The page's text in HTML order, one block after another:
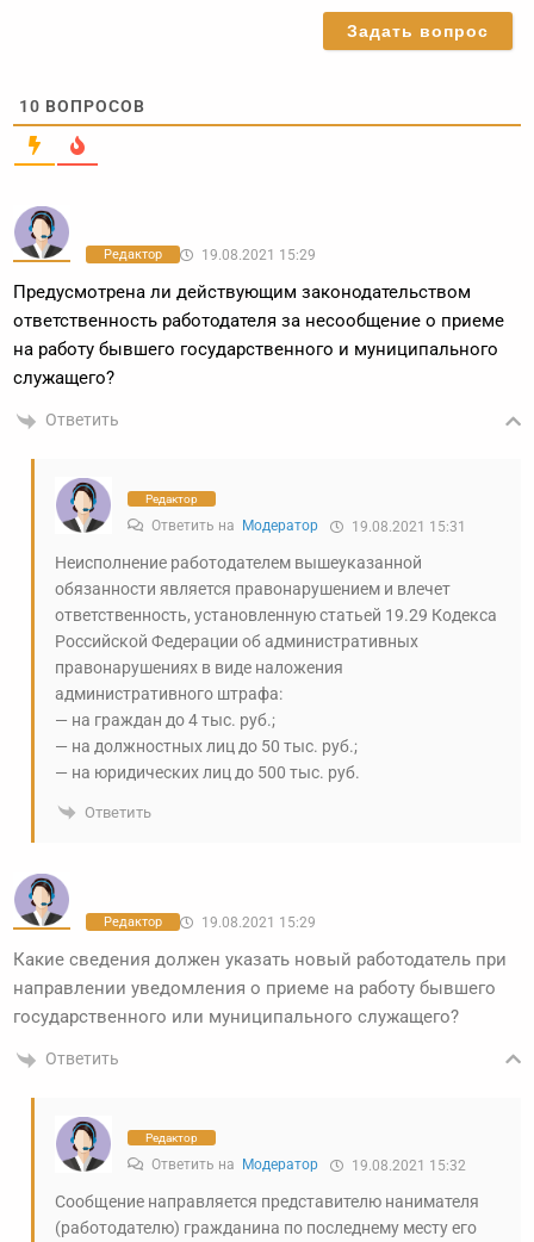
10 ВОПРОСОВ
Редактор 19.08.2021 15:29
Предусмотрена ли действующим законодательством
ответственность работодателя за несообщение о приеме
на работу бывшего государственного и муниципального
служащего?
Ответить
Редактор
Ответить на Модератор 19.08.2021 15:31
Неисполнение работодателем вышеуказанной
обязанности является правонарушением и влечет
ответственность, установленную статьей 19.29 Кодекса
Российской Федерации об административных
правонарушениях в виде наложения
административного штрафа:
— на граждан до 4 тыс. руб.;
— на должностных лиц до 50 тыс. руб.;
— на юридических лиц до 500 тыс. руб.
Ответить
Редактор 19.08.2021 15:29
Какие сведения должен указать новый работодатель при
направлении уведомления о приеме на работу бывшего
государственного или муниципального служащего?
Ответить
Редактор
Ответить на Модератор 19.08.2021 15:32
Сообщение направляется представителю нанимателя
(работодателю) гражданина по последнему месту его